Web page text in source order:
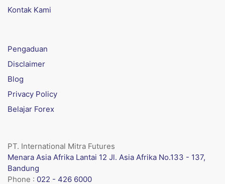
Kontak Kami
Pengaduan
Disclaimer
Blog
Privacy Policy
Belajar Forex
PT. International Mitra Futures
Menara Asia Afrika Lantai 12 Jl. Asia Afrika No.133 - 137,
Bandung
Phone : 022 - 426 6000